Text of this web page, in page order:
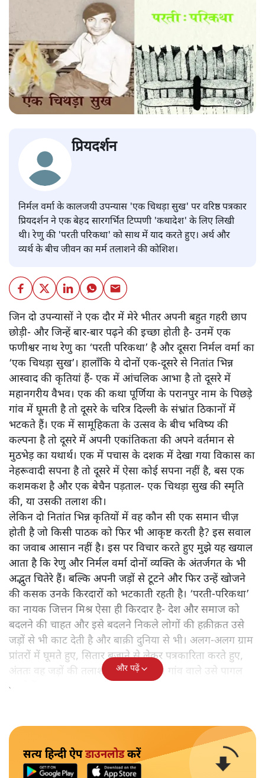
प्रियदर्शन
निर्मल वर्मा के कालजयी उपन्यास 'एक चिथड़ा सुख' पर वरिष्ठ पत्रकार
प्रियदर्शन ने एक बेहद सारगर्भित टिप्पणी 'कथादेश' के लिए लिखी
थी। रेणु की 'परती परिकथा' को साथ में याद करते हुए। अर्थ और
व्यर्थ के बीच जीवन का मर्म तलाशने की कोशिश।
जिन दो उपन्यासों ने एक दौर में मेरे भीतर अपनी बहुत गहरी छाप
छोड़ी- और जिन्हें बार-बार पढ़ने की इच्छा होती है- उनमें एक
फणीश्वर नाथ रेणु का ‘परती परिकथा’ है और दूसरा निर्मल वर्मा का
‘एक चिथड़ा सुख’। हालाँकि ये दोनों एक-दूसरे से नितांत भिन्न
आस्वाद की कृतियां हैं- एक में आंचलिक आभा है तो दूसरे में
महानगरीय वैभव। एक की कथा पूर्णिया के परानपुर नाम के पिछड़े
गांव में घूमती है तो दूसरे के चरित्र दिल्ली के संभ्रांत ठिकानों में
भटकते हैं। एक में सामूहिकता के उत्सव के बीच भविष्य की
कल्पना है तो दूसरे में अपनी एकांतिकता की अपने वर्तमान से
मुठभेड़ का यथार्थ। एक में पचास के दशक में देखा गया विकास का
नेहरूवादी सपना है तो दूसरे में ऐसा कोई सपना नहीं है, बस एक
कशमकश है और एक बेचैन पड़ताल- एक चिथड़ा सुख की स्मृति
की, या उसकी तलाश की।
लेकिन दो नितांत भिन्न कृतियों में वह कौन सी एक समान चीज़
होती है जो किसी पाठक को फिर भी आकृष्ट करती है? इस सवाल
का जवाब आसान नहीं है। इस पर विचार करते हुए मुझे यह खयाल
आता है कि रेणु और निर्मल वर्मा दोनों व्यक्ति के अंतर्जगत के भी
अद्भुत चितेरे हैं। बल्कि अपनी जड़ों से टूटने और फिर उन्हें खोजने
की कसक उनके किरदारों को भटकाती रहती है। ‘परती-परिकथा’
का नायक जित्तन मिश्र ऐसा ही किरदार है- देश और समाज को
बदलने की चाहत और इसे बदलने निकले लोगों की हक़ीक़त उसे
जड़ों से भी काट देती है और बाक़ी दुनिया से भी। अलग-अलग ग्राम
प्रांतरों में घूमते हुए, सितार बजाने से लेकर पत्रकारिता करते हुए,
अंततः वह जड़ों की तलाश में गांव लौटा है। गांव वाले उसे पागल
कहते हैं।
और पढ़ें
सत्य हिन्दी ऐपडाउनलोडकरें